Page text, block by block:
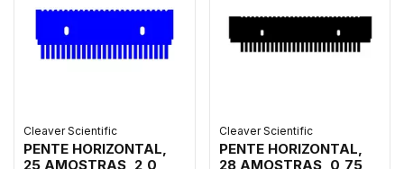
Cleaver Scientific
PENTE HORIZONTAL,
25 AMOSTRAS, 2,0
Cleaver Scientific
PENTE HORIZONTAL,
28 AMOSTRAS, 0,75